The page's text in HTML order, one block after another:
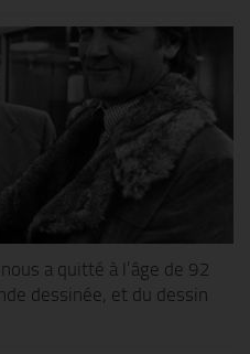
a quitté à l’âge de 92
dessinée, et du dessin